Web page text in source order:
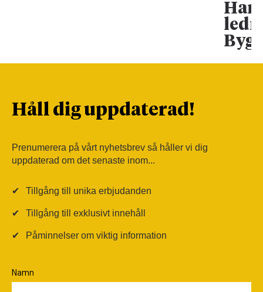
Han
Håll dig uppdaterad!
Prenumerera på vårt nyhetsbrev så håller vi dig
uppdaterad om det senaste inom...
✔ Tillgång till unika erbjudanden
✔ Tillgång till exklusivt innehåll
✔ Påminnelser om viktig information
Namn